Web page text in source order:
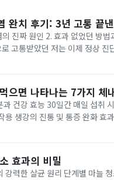
완치 후기: 3년 고통 끝
진짜 원인 2. 효과 없었던 방법과
고통받았던 저는 이제 정상
으면 나타나는 7가지 체
과 건강 효능 30일간 매일 섭취
용 생강의 진통 및 통증 완화 효
효과의 비밀
력한 살균 원리 단계별 마늘